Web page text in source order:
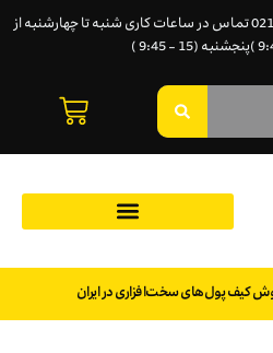
شماره تماس پشتیبانی : 02171057121 تماس در ساعات کاری شنبه تا چهارشنبه از
کیف پول‌های سخت‌افزاری در ایران